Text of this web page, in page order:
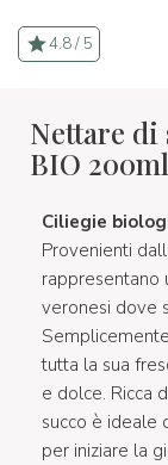
4.8 / 5
Nettare di
BIO 200ml
Ciliegie
Provenienti
rappresentano
veronesi dove
tutta la sua
e dolce. Ricca
succo è ideale
per iniziare la